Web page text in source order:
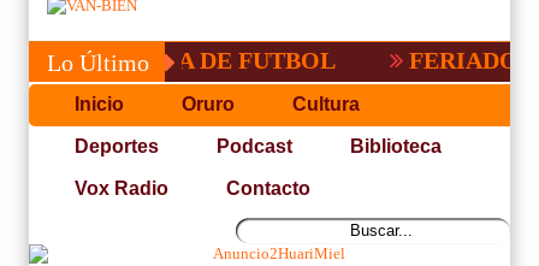
Lo Último
PACEÑA DE FUTBOL FERIADO
Inicio Oruro Cultura
Deportes Podcast Biblioteca
Vox Radio Contacto